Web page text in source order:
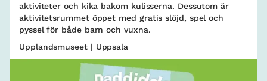
aktiviteter och kika bakom kulisserna. Dessutom är
aktivitetsrummet öppet med gratis slöjd, spel och
pyssel för både barn och vuxna.
Upplandsmuseet | Uppsala